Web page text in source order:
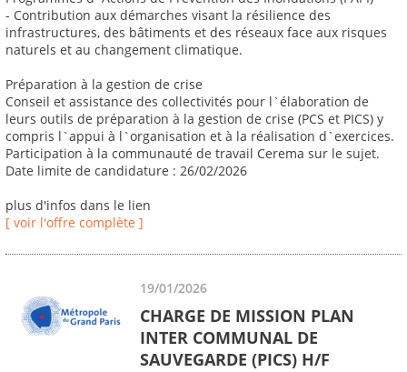
- Contribution aux démarches visant la résilience des
infrastructures, des bâtiments et des réseaux face aux risques
naturels et au changement climatique.
Préparation à la gestion de crise
Conseil et assistance des collectivités pour l`élaboration de
leurs outils de préparation à la gestion de crise (PCS et PICS) y
compris l`appui à l`organisation et à la réalisation d`exercices.
Participation à la communauté de travail Cerema sur le sujet.
Date limite de candidature : 26/02/2026
plus d'infos dans le lien
[ voir l'offre complète ]
19/01/2026
CHARGE DE MISSION PLAN
INTER COMMUNAL DE
SAUVEGARDE (PICS) H/F